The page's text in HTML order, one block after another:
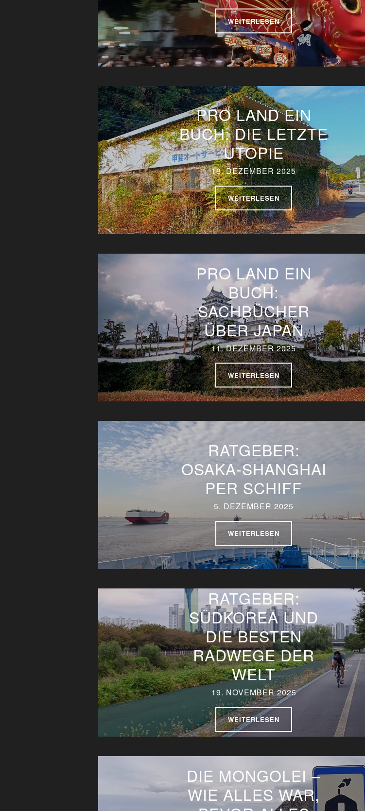
WEITERLESEN
PRO LAND EIN
BUCH: DIE LETZTE
UTOPIE
18. DEZEMBER 2025
WEITERLESEN
PRO LAND EIN
BUCH:
SACHBÜCHER
ÜBER JAPAN
11. DEZEMBER 2025
WEITERLESEN
RATGEBER:
OSAKA-SHANGHAI
PER SCHIFF
5. DEZEMBER 2025
WEITERLESEN
RATGEBER:
SÜDKOREA UND
DIE BESTEN
RADWEGE DER
WELT
19. NOVEMBER 2025
WEITERLESEN
DIE MONGOLEI –
WIE ALLES WAR,